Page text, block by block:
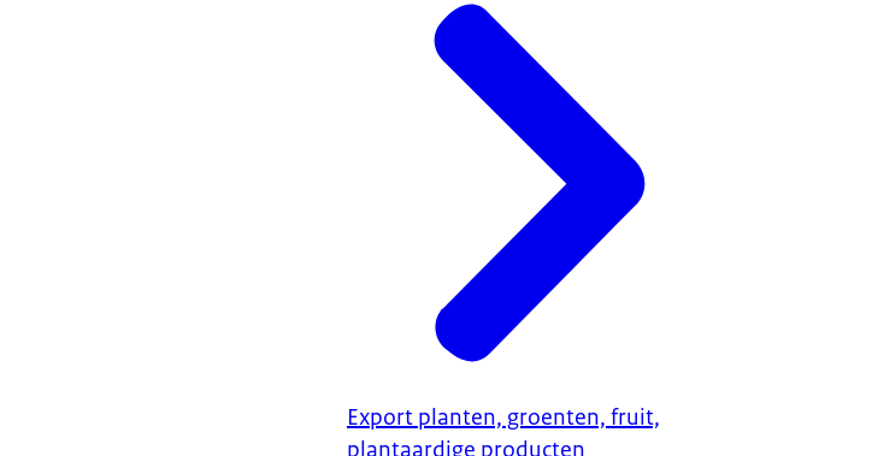
Export planten, groenten, fruit,
plantaardige producten